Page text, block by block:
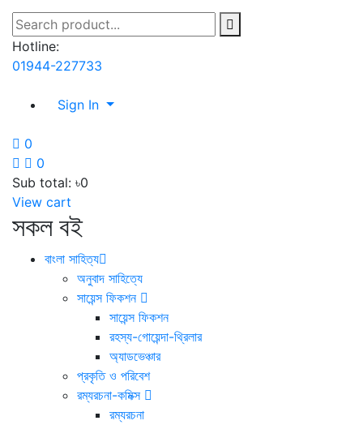
Hotline:
01944-227733
Sign In
0
0
Sub total: ৳0
View cart
সকল বই
বাংলা সাহিত্য
অনুবাদ সাহিত্যে
সায়েন্স ফিকশন
সায়েন্স ফিকশন
রহস্য-গোয়েন্দা-থ্রিলার
অ্যাডভেঞ্চার
প্রকৃতি ও পরিবেশ
রম্যরচনা-কমিক্স
রম্যরচনা